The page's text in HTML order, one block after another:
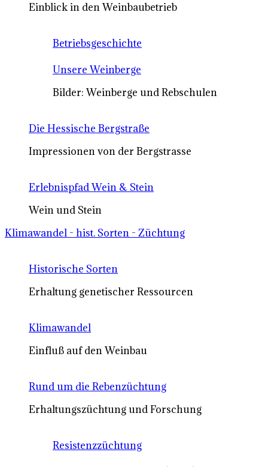
Einblick in den Weinbaubetrieb
Betriebsgeschichte
Unsere Weinberge
Bilder: Weinberge und Rebschulen
Die Hessische Bergstraße
Impressionen von der Bergstrasse
Erlebnispfad Wein & Stein
Wein und Stein
Klimawandel - hist. Sorten - Züchtung
Historische Sorten
Erhaltung genetischer Ressourcen
Klimawandel
Einfluß auf den Weinbau
Rund um die Rebenzüchtung
Erhaltungszüchtung und Forschung
Resistenzzüchtung